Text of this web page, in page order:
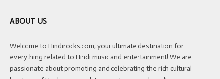
ABOUT US
Welcome to Hindirocks.com, your ultimate destination for
everything related to Hindi music and entertainment! We are
passionate about promoting and celebrating the rich cultural